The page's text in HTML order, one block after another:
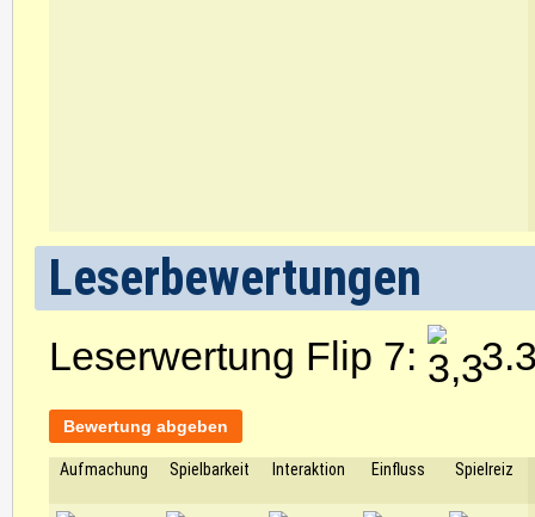
Leserbewertungen
Leserwertung Flip 7:
Bewertung abgeben
Aufmachung Spielbarkeit Interaktion Einfluss Spielreiz